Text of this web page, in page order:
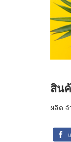
สิน
ผลิต จ